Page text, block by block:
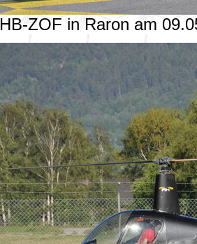
HB-ZOF in Raron am